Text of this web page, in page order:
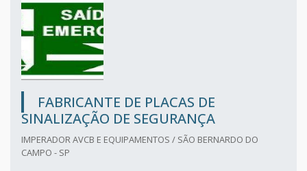
FABRICANTE DE PLACAS DE
SINALIZAÇÃO DE SEGURANÇA
IMPERADOR AVCB E EQUIPAMENTOS / SÃO BERNARDO DO
CAMPO - SP